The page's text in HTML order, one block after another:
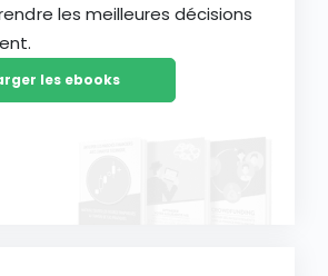
les meilleures décisions
les ebooks